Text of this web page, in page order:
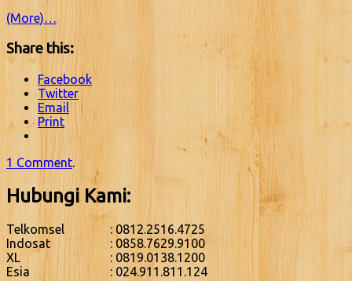
(More)…
Share this:
Facebook
Twitter
Email
Print
1 Comment.
Hubungi Kami:
Telkomsel
: 0812.2516.4725
Indosat
: 0858.7629.9100
XL
: 0819.0138.1200
Esia
: 024.911.811.124